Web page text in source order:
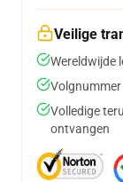
Veilige
Wereldwijde
Volledige
ontvangen